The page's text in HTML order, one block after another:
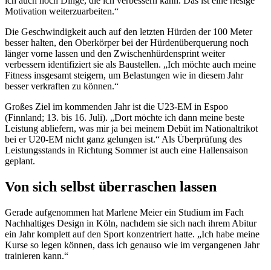
Motivation weiterzuarbeiten.“
Die Geschwindigkeit auch auf den letzten Hürden der 100 Meter
besser halten, den Oberkörper bei der Hürdenüberquerung noch
länger vorne lassen und den Zwischenhürdensprint weiter
verbessern identifiziert sie als Baustellen. „Ich möchte auch meine
Fitness insgesamt steigern, um Belastungen wie in diesem Jahr
besser verkraften zu können.“
Großes Ziel im kommenden Jahr ist die U23-EM in Espoo
(Finnland; 13. bis 16. Juli). „Dort möchte ich dann meine beste
Leistung abliefern, was mir ja bei meinem Debüt im Nationaltrikot
bei er U20-EM nicht ganz gelungen ist.“ Als Überprüfung des
Leistungsstands in Richtung Sommer ist auch eine Hallensaison
geplant.
Von sich selbst überraschen lassen
Gerade aufgenommen hat Marlene Meier ein Studium im Fach
Nachhaltiges Design in Köln, nachdem sie sich nach ihrem Abitur
ein Jahr komplett auf den Sport konzentriert hatte. „Ich habe meine
Kurse so legen können, dass ich genauso wie im vergangenen Jahr
trainieren kann.“